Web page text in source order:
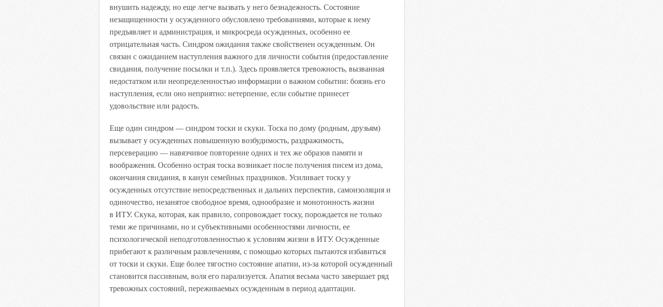
внушить надежду, но еще легче вызвать у него безнадежность. Состояние
незащищенности у осужденного обусловлено требованиями, которые к нему
предъявляет и администрация, и микросреда осужденных, особенно ее
отрицательная часть. Синдром ожидания также свойственен осужденным. Он
связан с ожиданием наступления важного для личности события (предоставление
свидания, получение посылки и т.п.). Здесь проявляется тревожность, вызванная
недостатком или неопределенностью информации о важном событии: боязнь его
наступления, если оно неприятно: нетерпение, если событие принесет
удовольствие или радость.
Еще один синдром — синдром тоски и скуки. Тоска по дому (родным, друзьям)
вызывает у осужденных повышенную возбудимость, раздражимость,
персеверацию — навязчивое повторение одних и тех же образов памяти и
воображения. Особенно острая тоска возникает после получения писем из дома,
окончания свидания, в канун семейных праздников. Усиливает тоску у
осужденных отсутствие непосредственных и дальних перспектив, самоизоляция и
одиночество, незанятое свободное время, однообразие и монотонность жизни
в ИТУ. Скука, которая, как правило, сопровождает тоску, порождается не только
теми же причинами, но и субъективными особенностями личности, ее
психологической неподготовленностью к условиям жизни в ИТУ. Осужденные
прибегают к различным развлечениям, с помощью которых пытаются избавиться
от тоски и скуки. Еще более тягостно состояние апатии, из-за которой осужденный
становится пассивным, воля его парализуется. Апатия весьма часто завершает ряд
тревожных состояний, переживаемых осужденным в период адаптации.